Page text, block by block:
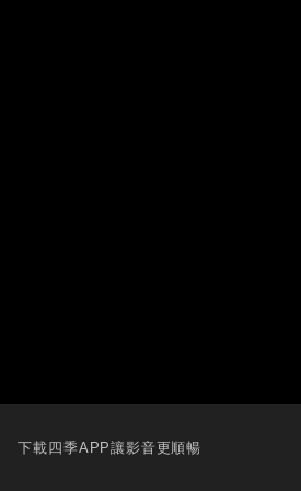
下載四季APP讓影音更順暢